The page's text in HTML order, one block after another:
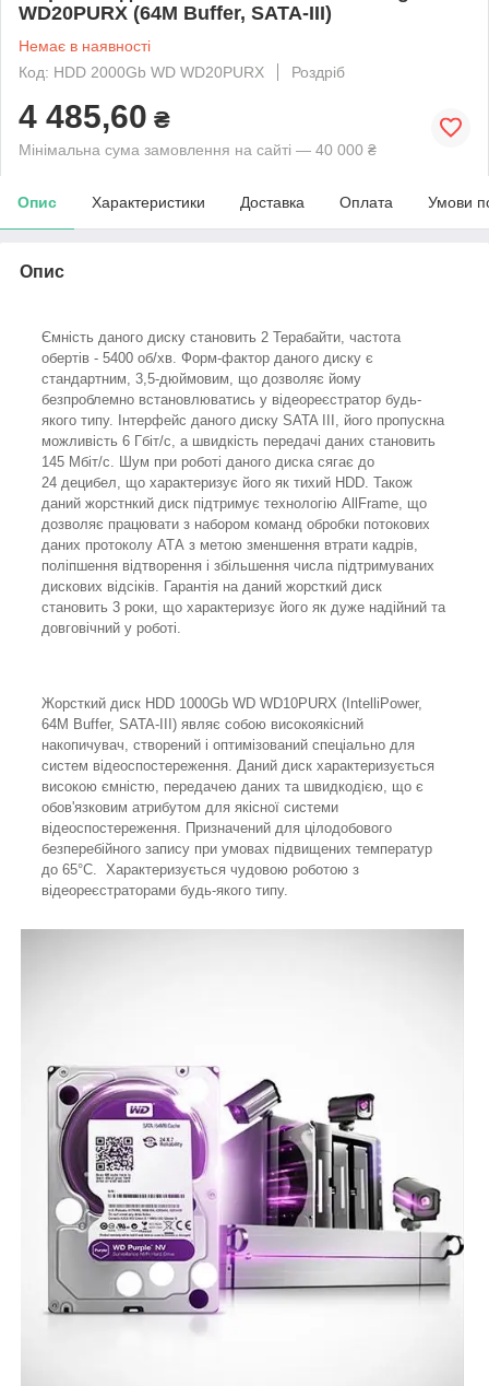
WD20PURX (64M Buffer, SATA-III)
Немає в наявності
Код: HDD 2000Gb WD WD20PURX
Роздріб
4 485,60 ₴
Мінімальна сума замовлення на сайті — 40 000 ₴
Опис Характеристики Доставка Оплата Умови
Опис
Жорсткий диск HDD 1000Gb WD WD10PURX (IntelliPower,
64M Buffer, SATA-III) являє собою високоякісний
накопичувач, створений і оптимізований спеціально для
систем відеоспостереження. Даний диск характеризується
високою ємністю, передачею даних та швидкодією, що є
обов'язковим атрибутом для якісної системи
відеоспостереження. Призначений для цілодобового
безперебійного запису при умовах підвищених температур
до 65°C. Характеризується чудовою роботою з
відеореєстраторами будь-якого типу.
Ємність даного диску становить 2 Терабайти, частота
обертів - 5400 об/хв. Форм-фактор даного диску є
стандартним, 3,5-дюймовим, що дозволяє йому
безпроблемно встановлюватись у відеореєстратор будь-
якого типу. Інтерфейс даного диску SATA III, його пропускна
можливість 6 Гбіт/с, а швидкість передачі даних становить
145 Мбіт/с. Шум при роботі даного диска сягає до
24 децибел, що характеризує його як тихий HDD. Також
даний жорстнкий диск підтримує технологію AllFrame, що
дозволяє працювати з набором команд обробки потокових
даних протоколу АТА з метою зменшення втрати кадрів,
поліпшення відтворення і збільшення числа підтримуваних
дискових відсіків. Гарантія на даний жорсткий диск
становить 3 роки, що характеризує його як дуже надійний та
довговічний у роботі.